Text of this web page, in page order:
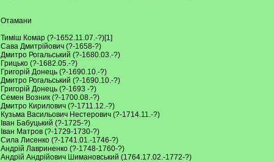
Отамани
Тиміш Комар (?-1652.11.07.-?)[1]
Сава Дмитрійович (?-1658-?)
Дмитро Рогальський (?-1680.03.-?)
Грицько (?-1682.05.-?)
Григорій Донець (?-1690.10.-?)
Дмитро Рогальський (?-1690.10.-?)
Григорій Донець (?-1693 -?)
Семен Возник (?-1700.08.-?)
Дмитро Кирилович (?-1711.12.-?)
Кузьма Васильович Нестерович (?-1714.11.-?)
Іван Бабуцький (?-1725-?)
Іван Матров (?-1729-1730-?)
Сила Лисенко (?-1741.01.-1746-?)
Андрій Лавриненко (?-1748-1760-?)
Андрій Андрійович Шимановський (1764.17.02.-1772-?)